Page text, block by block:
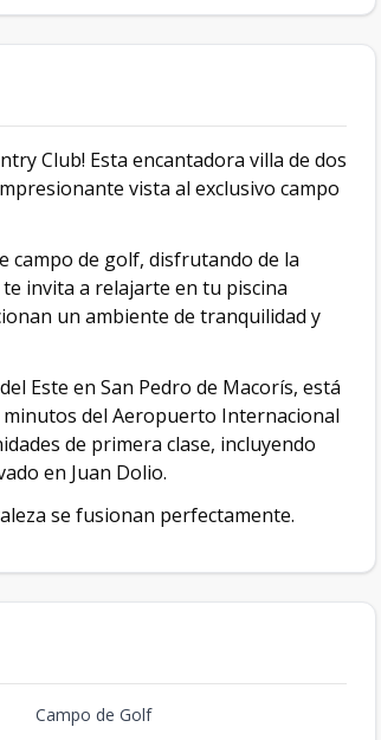
Club! Esta encantadora villa de dos
vista al exclusivo campo
campo de golf, disfrutando de la
invita a relajarte en tu piscina
un ambiente de tranquilidad y
Este en San Pedro de Macorís, está
del Aeropuerto Internacional
de primera clase, incluyendo
en Juan Dolio.
se fusionan perfectamente.
Campo de Golf